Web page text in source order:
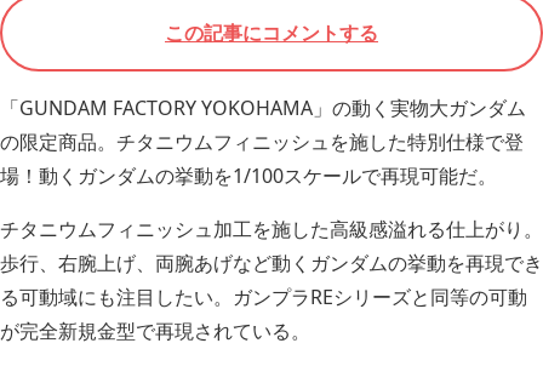
この記事にコメントする
「GUNDAM FACTORY YOKOHAMA」の動く実物大ガンダム
の限定商品。チタニウムフィニッシュを施した特別仕様で登
場！動くガンダムの挙動を1/100スケールで再現可能だ。
チタニウムフィニッシュ加工を施した高級感溢れる仕上がり。
歩行、右腕上げ、両腕あげなど動くガンダムの挙動を再現でき
る可動域にも注目したい。ガンプラREシリーズと同等の可動
が完全新規金型で再現されている。